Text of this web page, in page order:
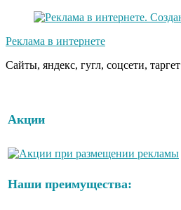
Реклама в интернете
Сайты, яндекс, гугл, соцсети, таргет
Акции
Наши преимущества: